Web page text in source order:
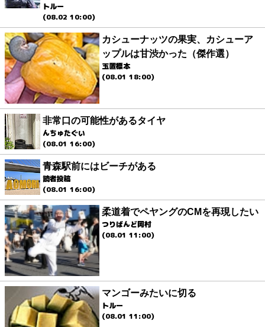
トルー
(08.02 10:00)
カシューナッツの果実、カシューア
ップルは甘渋かった（傑作選）
玉置標本
(08.01 18:00)
非常口の可能性があるタイヤ
んちゅたぐい
(08.01 16:00)
青森駅前にはビーチがある
読者投稿
(08.01 16:00)
柔道着でペヤングのCMを再現したい
つりばんど岡村
(08.01 11:00)
マンゴーみたいに切る
トルー
(08.01 11:00)